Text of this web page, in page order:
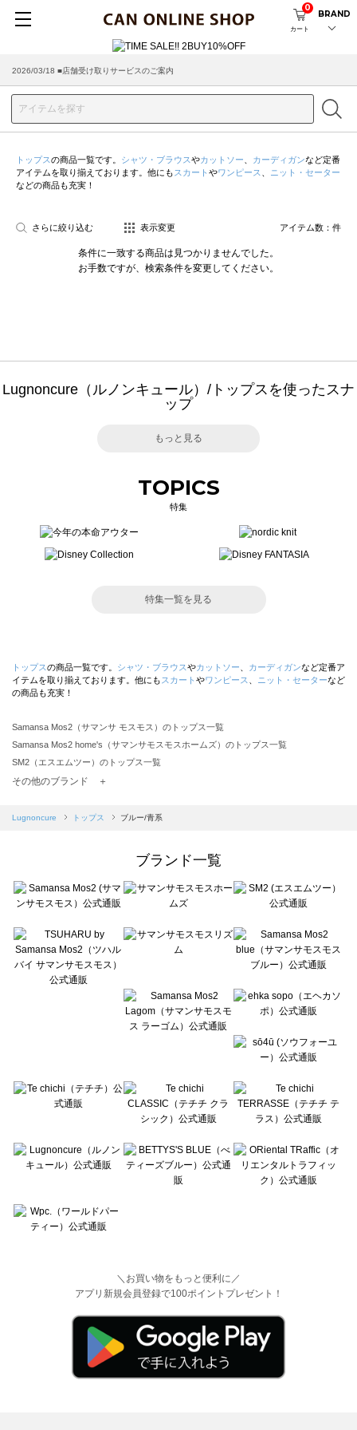
カート
0
BRAND
2026/03/18 ■店舗受け取りサービスのご案内
トップスの商品一覧です。 シャツ・ブラウスやカットソー カーディガンなど定番
アイテムを取り揃えております。他にも スカート やワンピース
ニット・セーター
などの商品も充実！
さらに絞り込む 表示変更 アイテム数： 件
条件に一致する商品は見つかりませんでした。
お手数ですが、検索条件を変更してください。
Lugnoncure（ルノンキュール）/トップスを使ったスナ
ップ
もっと見る
TOPICS
特集
特集一覧を見る
トップスの商品一覧です。 シャツ・ブラウスやカットソー カーディガンなど定番ア
イテムを取り揃えております。他にも スカート やワンピース ニット・セーターなど
の商品も充実！
Samansa Mos2（サマンサ モスモス）のトップス一覧
Samansa Mos2 home's（サマンサモスモスホームズ）のトップス一覧
SM2（エスエムツー）のトップス一覧
TSUHARU by Samansa Mos2（ツハルバイサマンサモスモス）のトップス一覧
Samansa Mos2 blue（サマンサモスモス ブルー）のトップス一覧
sō4ū（ソウフォーユー）のトップス一覧
Te chichi（テチチ）のトップス一覧
Te chichi CLASSIC（テチチ クラシック）のトップス一覧
Lugnoncure（ルノンキュール）のトップス一覧
BETTY'S BLUE（べティーズブルー）のトップス一覧
Wpc.（ワールドパーティー）のトップス一覧
その他のブランド ＋
Lugnoncure トップス ブルー/青系
ブランド一覧
＼お買い物をもっと便利に／
アプリ新規会員登録で100ポイントプレゼント！